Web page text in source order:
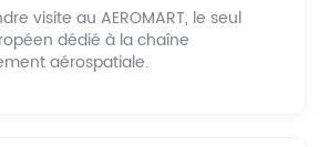
visite au AEROMART, le seul
dédié à la chaîne
aérospatiale.